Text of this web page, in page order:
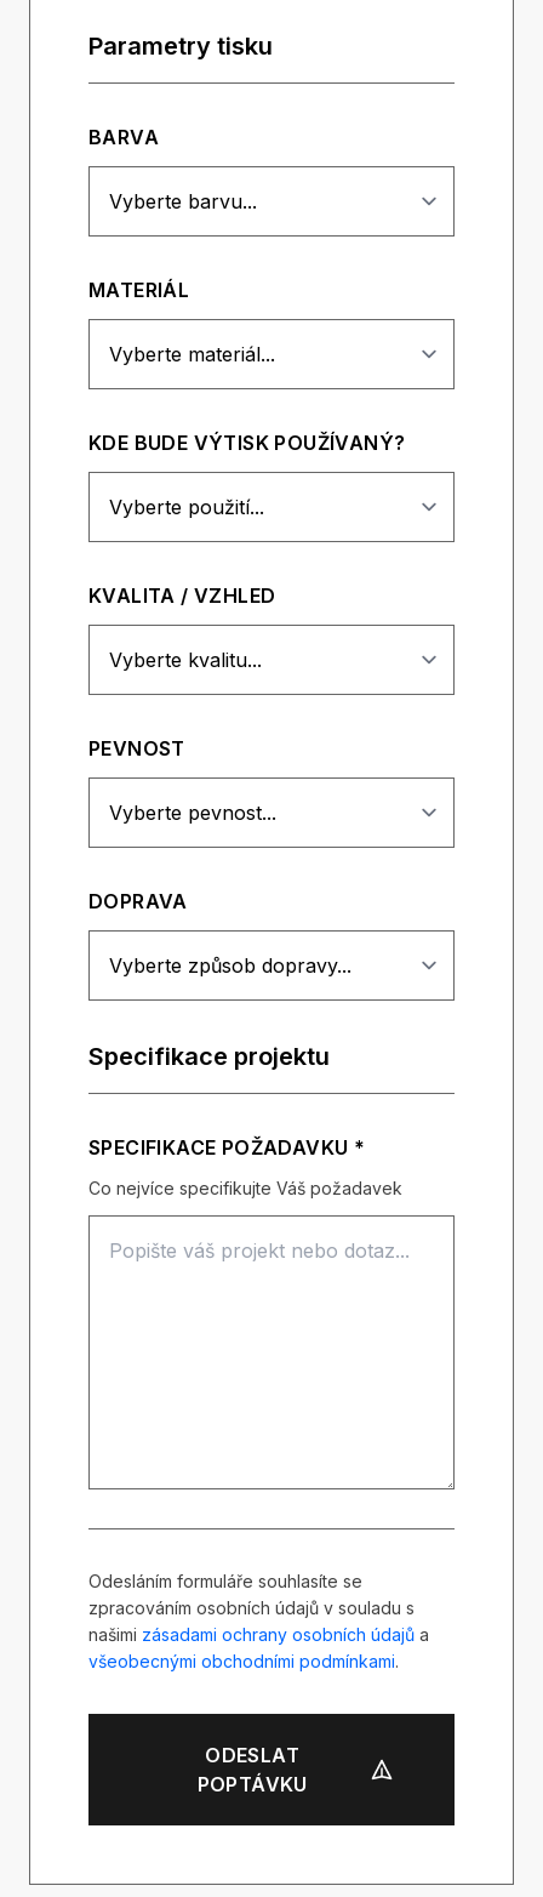
Parametry tisku
BARVA
MATERIÁL
KDE BUDE VÝTISK POUŽÍVANÝ?
KVALITA / VZHLED
PEVNOST
DOPRAVA
Specifikace projektu
SPECIFIKACE POŽADAVKU *
Co nejvíce specifikujte Váš požadavek
Odesláním formuláře souhlasíte se
zpracováním osobních údajů v souladu s
našimi zásadami ochrany osobních údajů a
všeobecnými obchodními podmínkami.
ODESLAT
POPTÁVKU